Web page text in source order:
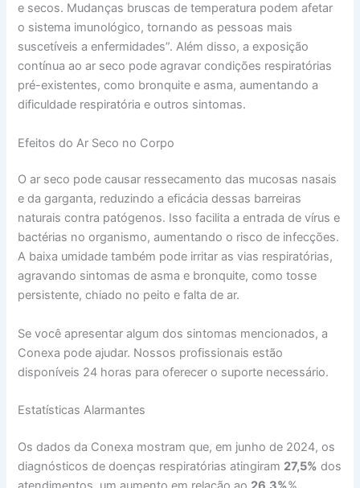
e secos. Mudanças bruscas de temperatura podem afetar
o sistema imunológico, tornando as pessoas mais
suscetíveis a enfermidades”. Além disso, a exposição
contínua ao ar seco pode agravar condições respiratórias
pré-existentes, como bronquite e asma, aumentando a
dificuldade respiratória e outros sintomas.
Efeitos do Ar Seco no Corpo
O ar seco pode causar ressecamento das mucosas nasais
e da garganta, reduzindo a eficácia dessas barreiras
naturais contra patógenos. Isso facilita a entrada de vírus e
bactérias no organismo, aumentando o risco de infecções.
A baixa umidade também pode irritar as vias respiratórias,
agravando sintomas de asma e bronquite, como tosse
persistente, chiado no peito e falta de ar.
Se você apresentar algum dos sintomas mencionados, a
Conexa pode ajudar. Nossos profissionais estão
disponíveis 24 horas para oferecer o suporte necessário.
Estatísticas Alarmantes
Os dados da Conexa mostram que, em junho de 2024, os
diagnósticos de doenças respiratórias atingiram 27,5% dos